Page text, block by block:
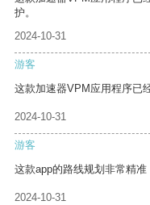
护。
2024-10-31
游客
这款加速器VPM应用程序已
2024-10-31
游客
这款app的路线规划非常精准
2024-10-31